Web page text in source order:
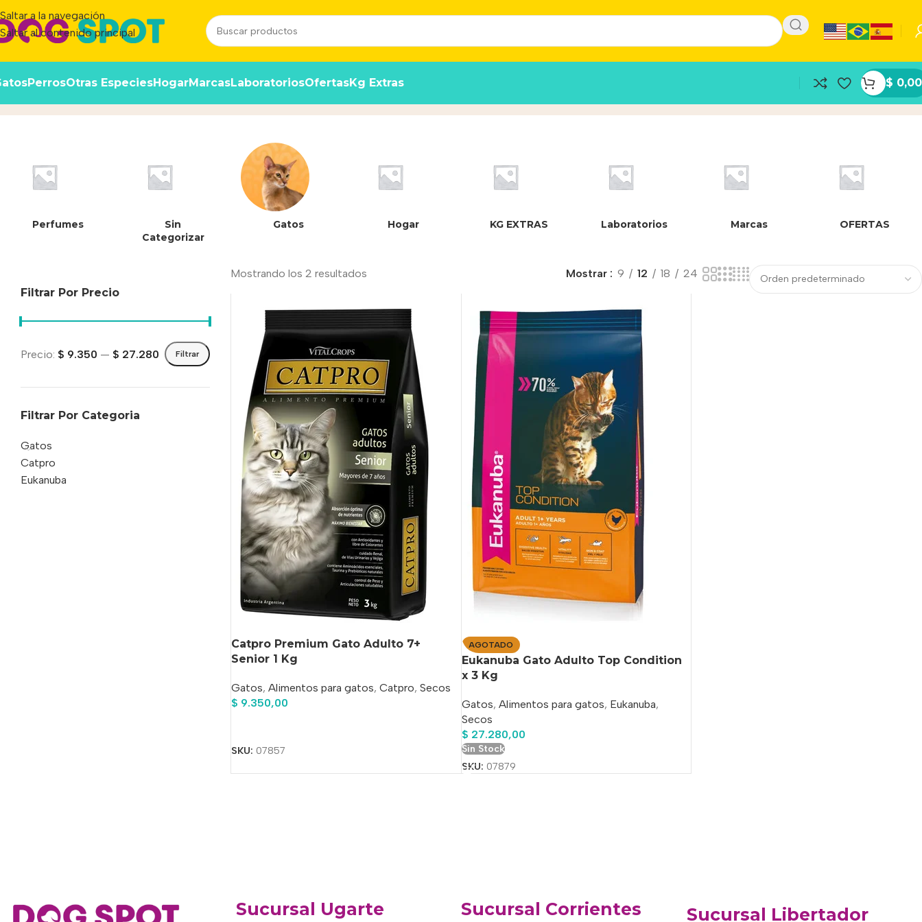
Saltar a la navegación
Saltar al contenido principal
PerrosOtras EspeciesHogarMarcasLaboratoriosOfertasKg Extras $ 0,00
Perfumes
Sin
Categorizar
Gatos Hogar KG EXTRAS Laboratorios Marcas OFERTAS
Filtrar Por Precio
Filtrar
Precio: $ 9.350 — $ 27.280
Filtrar Por Categoria
Gatos
Catpro
Eukanuba
Mostrando los 2 resultados Mostrar 9 12 18 24
Catpro Premium Gato Adulto 7+
Senior 1 Kg
Gatos, Alimentos para gatos, Catpro, Secos
$ 9.350,00
SKU: 07857
AGOTADO
Eukanuba Gato Adulto Top Condition
x 3 Kg
Gatos, Alimentos para gatos, Eukanuba,
Secos
$ 27.280,00
Sin Stock
SKU: 07879
Sucursal Ugarte Sucursal Corrientes Sucursal Libertador